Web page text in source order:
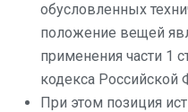
обусловленных
положение вещей
применения части 1
кодекса Российской
При этом позиция